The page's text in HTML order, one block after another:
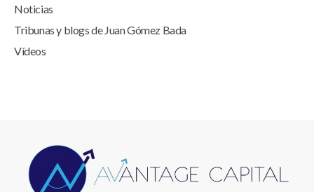
Noticias
Tribunas y blogs de Juan Gómez Bada
Vídeos